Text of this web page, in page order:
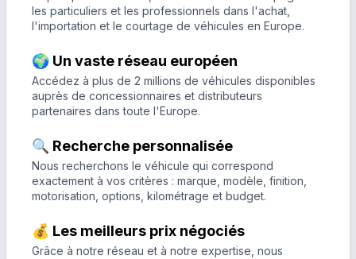
les particuliers et les professionnels dans l'achat,
l'importation et le courtage de véhicules en Europe.
🌍 Un vaste réseau européen
Accédez à plus de 2 millions de véhicules disponibles
auprès de concessionnaires et distributeurs
partenaires dans toute l'Europe.
🔍 Recherche personnalisée
Nous recherchons le véhicule qui correspond
exactement à vos critères : marque, modèle, finition,
motorisation, options, kilométrage et budget.
💰 Les meilleurs prix négociés
Grâce à notre réseau et à notre expertise, nous